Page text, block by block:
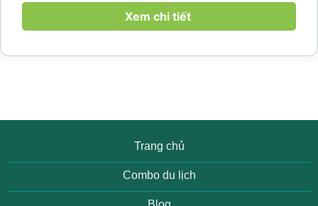
làng yên bình, thác...Xem chi tiết
Trang chủ
Combo du lịch